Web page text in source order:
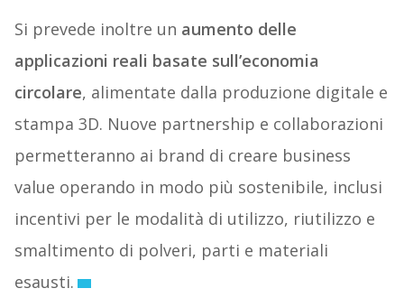
Si prevede inoltre un aumento delle
applicazioni reali basate sull’economia
circolare, alimentate dalla produzione digitale e
stampa 3D. Nuove partnership e collaborazioni
permetteranno ai brand di creare business
value operando in modo più sostenibile, inclusi
incentivi per le modalità di utilizzo, riutilizzo e
smaltimento di polveri, parti e materiali
esausti.